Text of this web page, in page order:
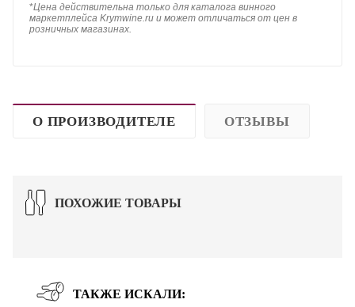
*Цена действительна только для каталога винного
маркетплейса Krymwine.ru и может отличаться от цен в
розничных магазинах.
О ПРОИЗВОДИТЕЛЕ ОТЗЫВЫ
ПОХОЖИЕ ТОВАРЫ
ТАКЖЕ ИСКАЛИ: